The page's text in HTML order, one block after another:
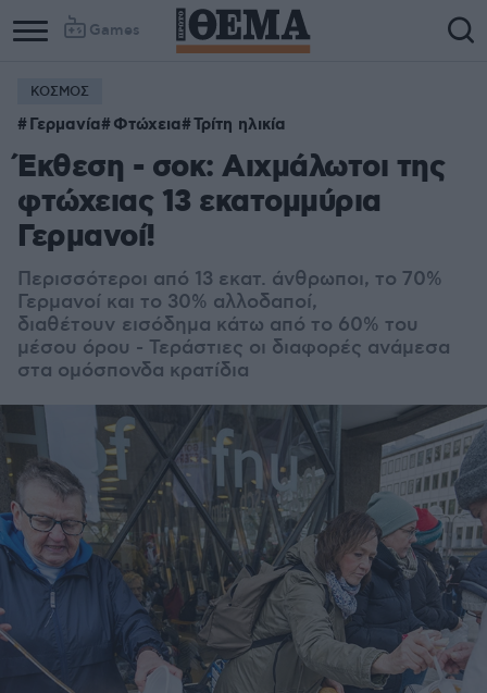
Games
ΚΟΣΜΟΣ
Γερμανία Φτώχεια Τρίτη ηλικία
Έκθεση - σοκ: Αιχμάλωτοι της
φτώχειας 13 εκατομμύρια
Γερμανοί!
Περισσότεροι από 13 εκατ. άνθρωποι, τo 70%
Γερμανοί και το 30% αλλοδαποί,
διαθέτουν εισόδημα κάτω από το 60% του
μέσου όρου - Τεράστιες οι διαφορές ανάμεσα
στα ομόσπονδα κρατίδια